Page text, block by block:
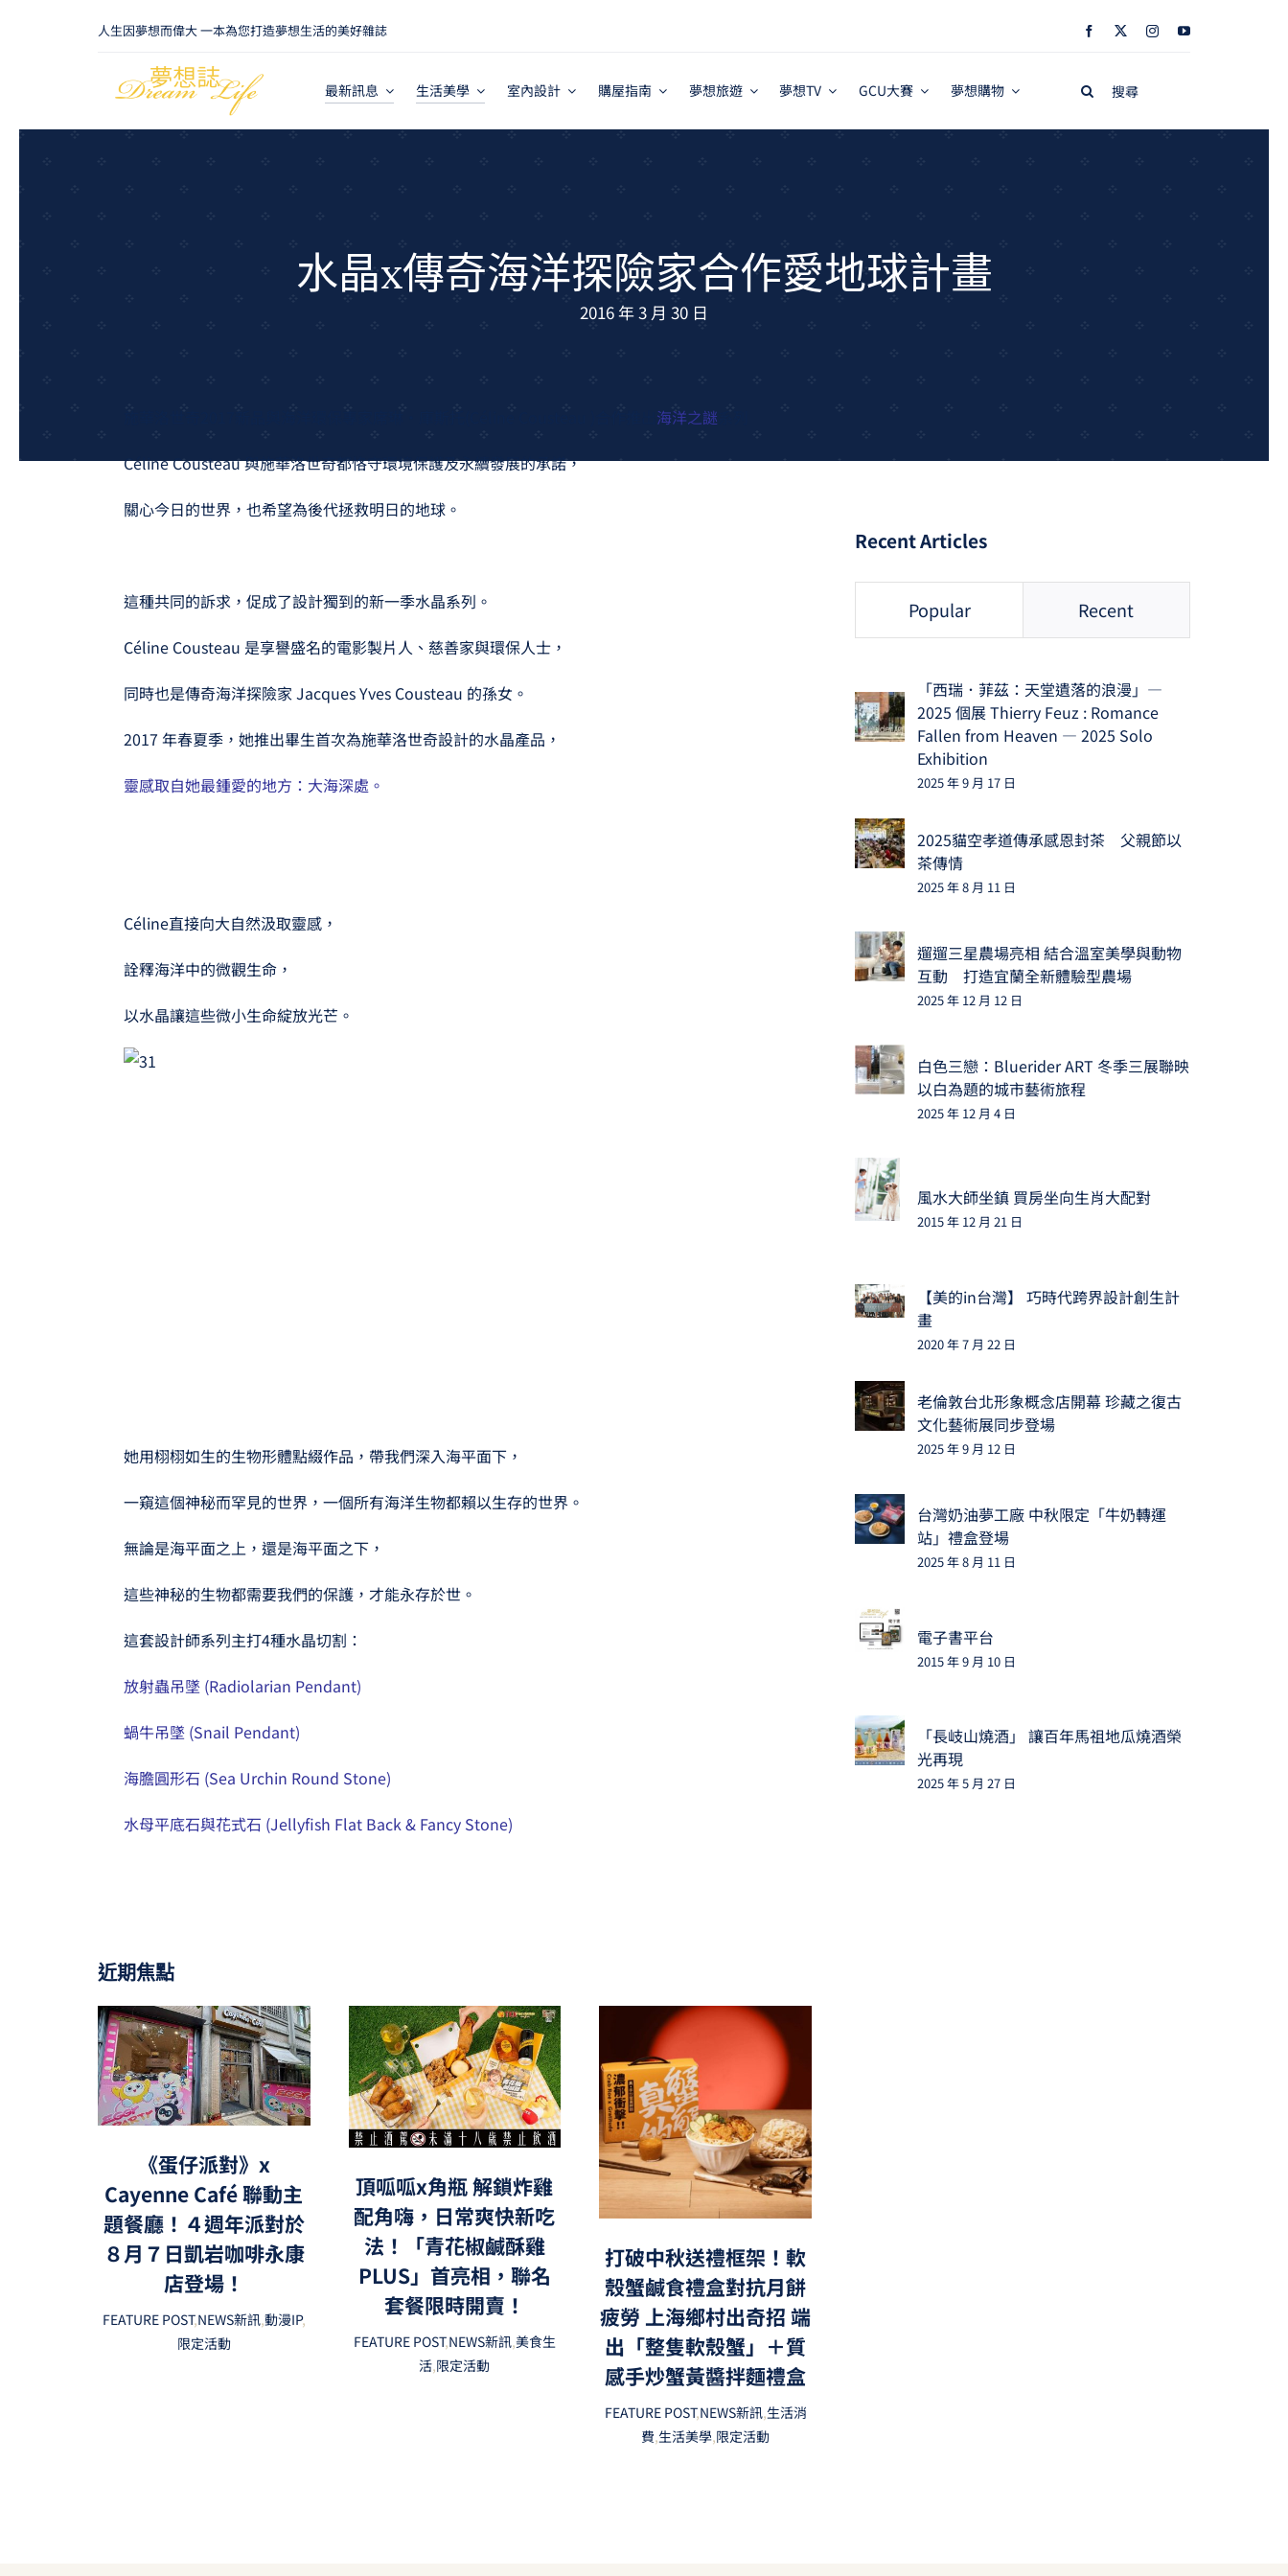
人生因夢想而偉大 一本為您打造夢想生活的美好雜誌
最新訊息 生活美學 室內設計 購屋指南 夢想旅遊 夢想TV GCU大賽 夢想購物
Search
水晶x傳奇海洋探險家合作愛地球計畫
2016 年 3 月 30 日
海洋之謎
Céline Cousteau 與施華洛世奇都恪守環境保護及永續發展的承諾，
關心今日的世界，也希望為後代拯救明日的地球。
這種共同的訴求，促成了設計獨到的新一季水晶系列。
Céline Cousteau 是享譽盛名的電影製片人、慈善家與環保人士，
同時也是傳奇海洋探險家 Jacques Yves Cousteau 的孫女。
2017 年春夏季，她推出畢生首次為施華洛世奇設計的水晶產品，
靈感取自她最鍾愛的地方：大海深處。
Céline直接向大自然汲取靈感，
詮釋海洋中的微觀生命，
以水晶讓這些微小生命綻放光芒。
她用栩栩如生的生物形體點綴作品，帶我們深入海平面下，
一窺這個神秘而罕見的世界，一個所有海洋生物都賴以生存的世界。
無論是海平面之上，還是海平面之下，
這些神秘的生物都需要我們的保護，才能永存於世。
這套設計師系列主打4種水晶切割：
放射蟲吊墜 (Radiolarian Pendant)
蝸牛吊墜 (Snail Pendant)
海膽圓形石 (Sea Urchin Round Stone)
水母平底石與花式石 (Jellyfish Flat Back & Fancy Stone)
近期焦點
《蛋仔派對》x
Cayenne Café 聯動主
題餐廳！４週年派對於
８月７日凱岩咖啡永康
店登場！
FEATURE POST,NEWS新訊,動漫IP,
限定活動
頂呱呱x角瓶 解鎖炸雞
配角嗨，日常爽快新吃
法！「青花椒鹹酥雞
PLUS」首亮相，聯名
套餐限時開賣！
FEATURE POST,NEWS新訊,美食生
活,限定活動
打破中秋送禮框架！軟
殼蟹鹹食禮盒對抗月餅
疲勞 上海鄉村出奇招 端
出「整隻軟殼蟹」＋質
感手炒蟹黃醬拌麵禮盒
FEATURE POST,NEWS新訊,生活消
費,生活美學,限定活動
Recent Articles
Popular Recent
「西瑞．菲茲：天堂遺落的浪漫」—
2025 個展 Thierry Feuz : Romance
Fallen from Heaven — 2025 Solo
Exhibition
2025 年 9 月 17 日
2025貓空孝道傳承感恩封茶 父親節以
茶傳情
2025 年 8 月 11 日
遛遛三星農場亮相 結合溫室美學與動物
互動 打造宜蘭全新體驗型農場
2025 年 12 月 12 日
白色三戀：Bluerider ART 冬季三展聯映
以白為題的城市藝術旅程
2025 年 12 月 4 日
風水大師坐鎮 買房坐向生肖大配對
2015 年 12 月 21 日
【美的in台灣】 巧時代跨界設計創生計
畫
2020 年 7 月 22 日
老倫敦台北形象概念店開幕 珍藏之復古
文化藝術展同步登場
2025 年 9 月 12 日
台灣奶油夢工廠 中秋限定「牛奶轉運
站」禮盒登場
2025 年 8 月 11 日
電子書平台
2015 年 9 月 10 日
「長岐山燒酒」 讓百年馬祖地瓜燒酒榮
光再現
2025 年 5 月 27 日